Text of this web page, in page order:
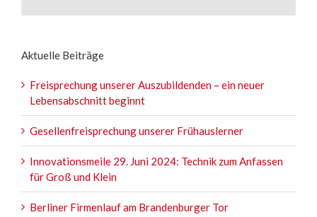
Aktuelle Beiträge
Freisprechung unserer Auszubildenden – ein neuer
Lebensabschnitt beginnt
Gesellenfreisprechung unserer Frühauslerner
Innovationsmeile 29. Juni 2024: Technik zum Anfassen
für Groß und Klein
Berliner Firmenlauf am Brandenburger Tor